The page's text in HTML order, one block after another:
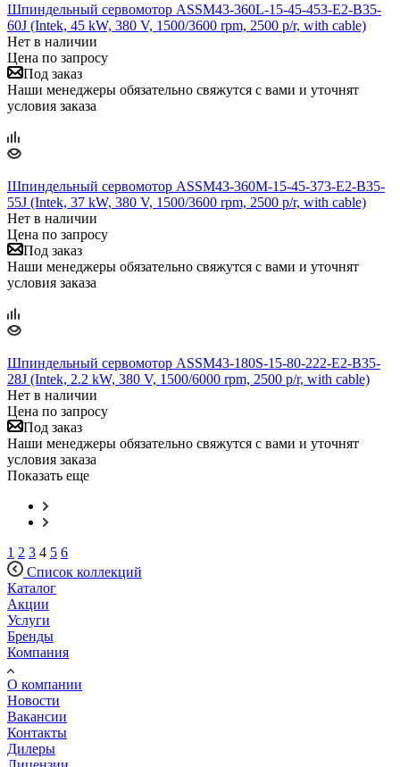
Шпиндельный сервомотор ASSM43-360L-15-45-453-E2-B35-
60J (Intek, 45 kW, 380 V, 1500/3600 rpm, 2500 p/r, with cable)
Нет в наличии
Цена по запросу
Под заказ
Наши менеджеры обязательно свяжутся с вами и уточнят
условия заказа
Шпиндельный сервомотор ASSM43-360M-15-45-373-E2-B35-
55J (Intek, 37 kW, 380 V, 1500/3600 rpm, 2500 p/r, with cable)
Нет в наличии
Цена по запросу
Под заказ
Наши менеджеры обязательно свяжутся с вами и уточнят
условия заказа
Шпиндельный сервомотор ASSM43-180S-15-80-222-E2-B35-
28J (Intek, 2.2 kW, 380 V, 1500/6000 rpm, 2500 p/r, with cable)
Нет в наличии
Цена по запросу
Под заказ
Наши менеджеры обязательно свяжутся с вами и уточнят
условия заказа
Показать еще
1 2 3 4 5 6
Список коллекций
Каталог
Акции
Услуги
Бренды
Компания
О компании
Новости
Вакансии
Контакты
Дилеры